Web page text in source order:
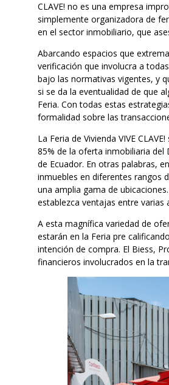
CLAVE! no es una empresa
simplemente organizadora de
en el sector inmobiliario, que
Abarcando espacios que
verificación que involucra a
bajo las normativas vigentes, y
si se da la eventualidad de que
Feria. Con todas estas
formalidad sobre las
La Feria de Vivienda VIVE
85% de la oferta inmobiliaria
de Ecuador. En otras palabras,
inmuebles en diferentes rangos
una amplia gama de
establezca ventajas entre varias
A esta magnífica variedad de
estarán en la Feria pre
intención de compra. El Biess,
financieros involucrados en la